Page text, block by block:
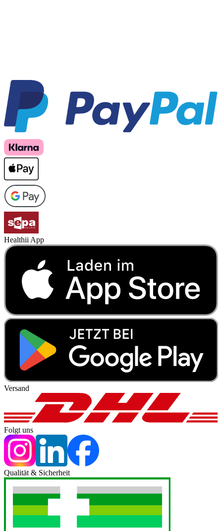
Healthii App
Versand
Folgt uns
Qualität & Sicherheit